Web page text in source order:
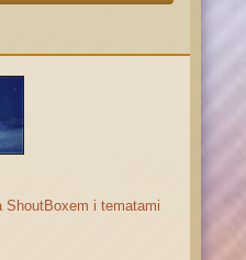
ShoutBoxem i tematami